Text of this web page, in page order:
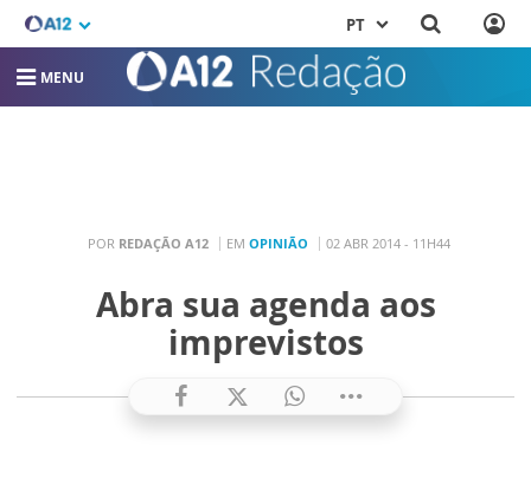
PT
MENU
POR REDAÇÃO A12 EM OPINIÃO 02 ABR 2014 - 11H44
Abra sua agenda aos
imprevistos